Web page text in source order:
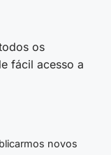
os
fácil acesso a
novos